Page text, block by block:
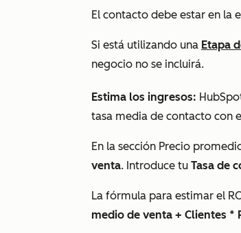
El contacto debe estar en la
Si está utilizando una Etapa
negocio no se incluirá.
Estima los ingresos:
tasa media de contacto con
En la sección Precio
venta. Introduce tu Tasa de
La fórmula para estimar el
medio de venta + Clientes *